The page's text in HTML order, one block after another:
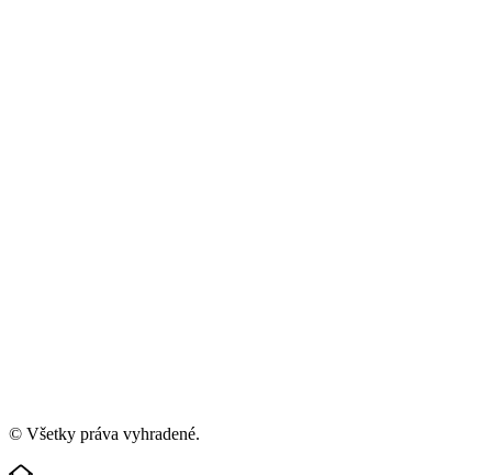
© Všetky práva vyhradené.